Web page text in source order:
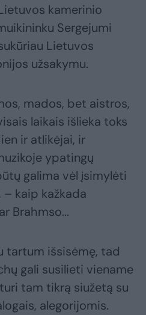
kamerinio
Sergejumi
Lietuvos
užsakymu.
mados, bet aistros,
laikais išlieka toks
ir atlikėjai, ir
ypatingų
galima vėl įsimylėti
– kaip kažkada
Brahmso...
tartum išsisėmę, tad
gali susilieti viename
tam tikrą siužetą su
alegorijomis.